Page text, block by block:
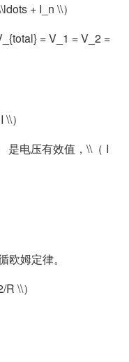
+ I_n \\）
= V_1 = V_2 =
）
是电压有效值，\\（ I
姆定律。
\\）